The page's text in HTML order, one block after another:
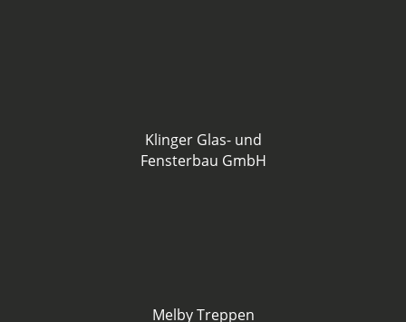
Klinger Glas- und
Fensterbau GmbH
Melby Treppen